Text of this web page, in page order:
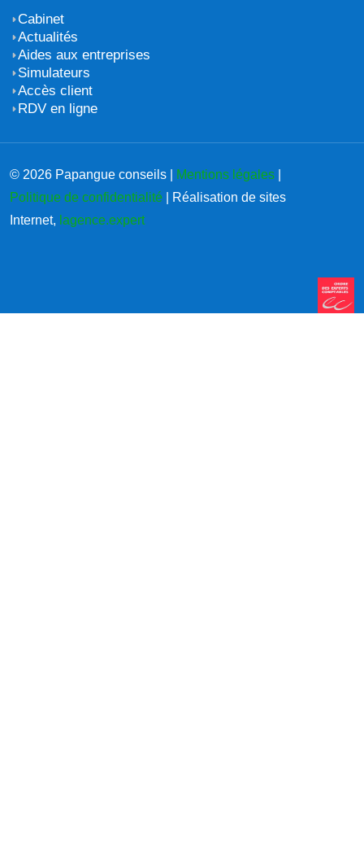
Cabinet
Actualités
Aides aux entreprises
Simulateurs
Accès client
RDV en ligne
© 2026 Papangue conseils | Mentions légales
Politique de confidentialité | Réalisation de sites
Internet, lagence.expert